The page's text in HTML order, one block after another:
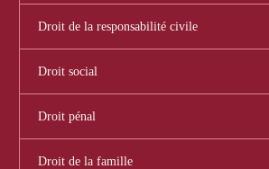
Droit de la responsabilité civile
Droit social
Droit pénal
Droit de la famille